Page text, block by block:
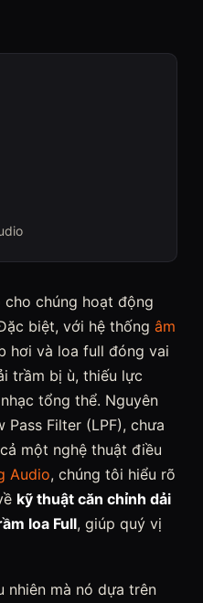
chúng hoạt động
biệt, với hệ thống âm
hơi và loa full đóng vai
trầm bị ù, thiếu lực
tổng thể. Nguyên
Filter (LPF), chưa
một nghệ thuật điều
Audio, chúng tôi hiểu rõ
kỹ thuật căn chỉnh dải
loa Full, giúp quý vị
nhiên mà nó dựa trên